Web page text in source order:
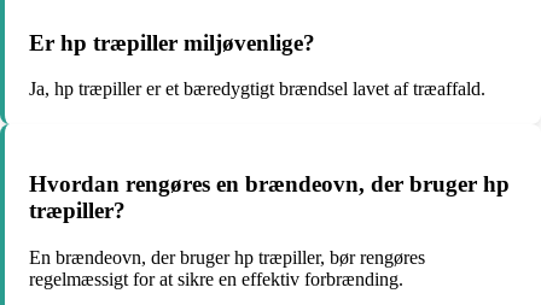
Er hp træpiller miljøvenlige?
Ja, hp træpiller er et bæredygtigt brændsel lavet af træaffald.
Hvordan rengøres en brændeovn, der bruger hp
træpiller?
En brændeovn, der bruger hp træpiller, bør rengøres
regelmæssigt for at sikre en effektiv forbrænding.